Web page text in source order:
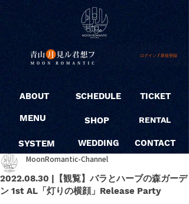
ログイン / 新規登録
ABOUT
MENU
SYSTEM
SCHEDULE
SHOP
WEDDING
TICKET
RENTAL
CONTACT
2022.08.30 |【観覧】バラとハーブの森ガーデ
ン 1st AL「灯りの横顔」Release Party
MoonRomantic-Channel